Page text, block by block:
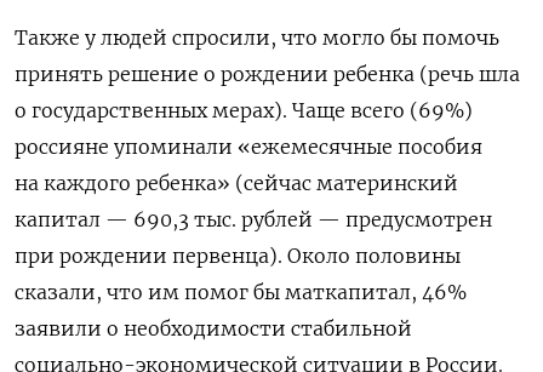
Также у людей спросили, что могло бы помочь
принять решение о рождении ребенка (речь шла
о государственных мерах). Чаще всего (69%)
россияне упоминали «ежемесячные пособия
на каждого ребенка» (сейчас материнский
капитал — 690,3 тыс. рублей — предусмотрен
при рождении первенца). Около половины
сказали, что им помог бы маткапитал, 46%
заявили о необходимости стабильной
социально-экономической ситуации в России.